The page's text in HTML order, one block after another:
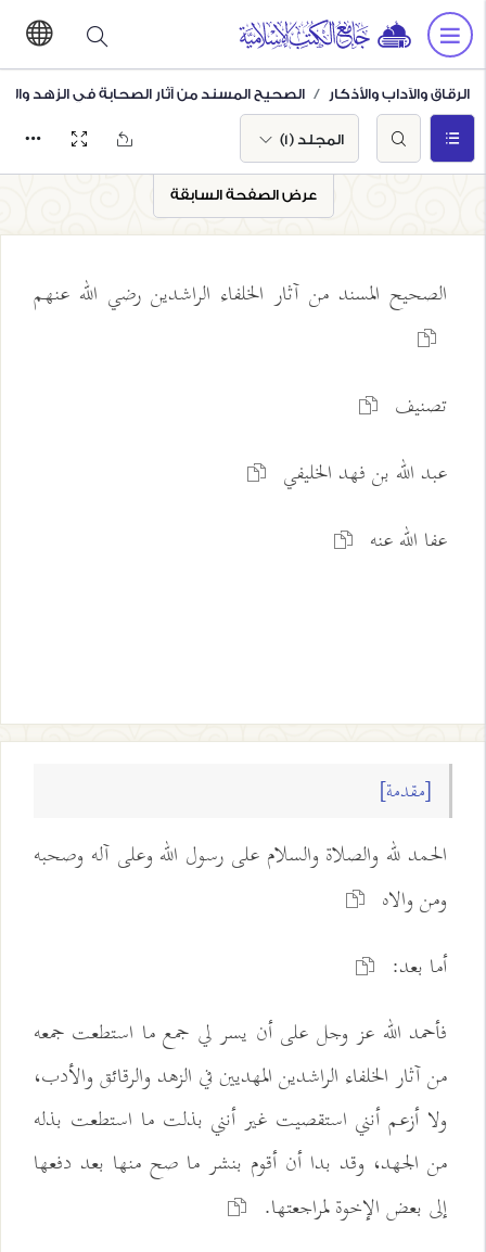
الرقاق والآداب والأذكار الصحيح المسند من آثار الصحابة في الزهد
المجلد (1)
عرض الصفحة السابقة
الصحيح المسند من آثار الخلفاء الراشدين رضي الله عنهم
تصنيف
عبد الله بن فهد الخليفي
عفا الله عنه
[مقدمة]
الحمد لله والصلاة والسلام على رسول الله وعلى آله وصحبه
ومن والاه
أما بعد:
فأحمد الله عز وجل على أن يسر لي جمع ما استطعت جمعه
من آثار الخلفاء الراشدين المهديين في الزهد والرقائق والأدب،
ولا أزعم أنني استقصيت غير أنني بذلت ما استطعت بذله
من الجهد، وقد بدا أن أقوم بنشر ما صح منها بعد دفعها
إلى بعض الإخوة لمراجعتها.